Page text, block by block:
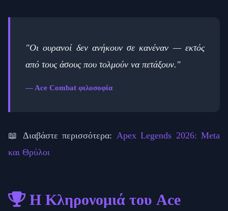
"Οι ουρανοί δεν ανήκουν σε κανέναν — εκτός
από τους άσους που τολμούν να πετάξουν."
— Ace Combat φιλοσοφία
📖 Διαβάστε περισσότερα: Apex Legends 2026: Meta
και Θρύλοι
Η Κληρονομιά του Ace